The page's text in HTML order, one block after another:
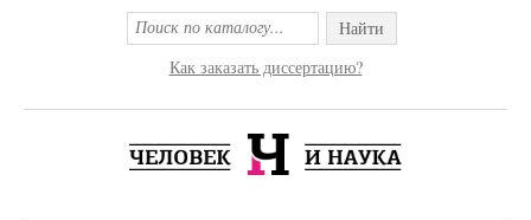
Найти
Как заказать диссертацию?